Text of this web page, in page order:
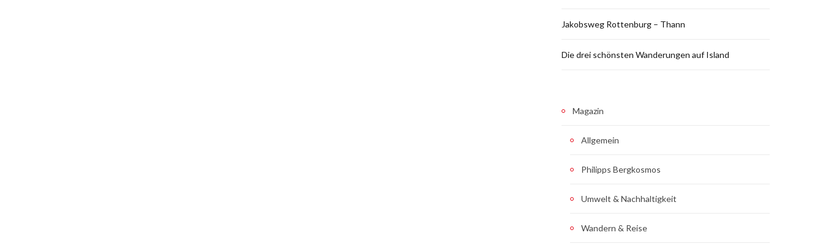
Jakobsweg Rottenburg – Thann
Die drei schönsten Wanderungen auf Island
Magazin
Allgemein
Philipps Bergkosmos
Umwelt & Nachhaltigkeit
Wandern & Reise